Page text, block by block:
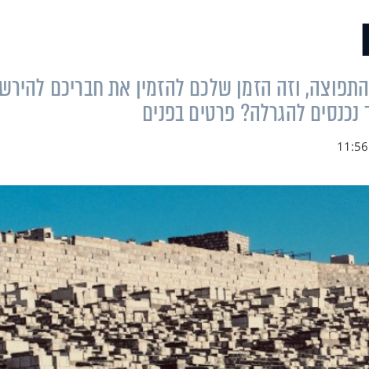
וזה הזמן שלכם להזמין את חבריכם
נכנסים להגרלה? פרטים בפנים
11:56